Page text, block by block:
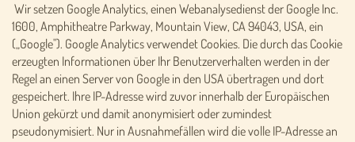
Wir setzen Google Analytics, einen Webanalysedienst der Google Inc.
1600, Amphitheatre Parkway, Mountain View, CA 94043, USA, ein
(„Google"). Google Analytics verwendet Cookies. Die durch das Cookie
erzeugten Informationen über Ihr Benutzerverhalten werden in der
Regel an einen Server von Google in den USA übertragen und dort
gespeichert. Ihre IP-Adresse wird zuvor innerhalb der Europäischen
Union gekürzt und damit anonymisiert oder zumindest
pseudonymisiert. Nur in Ausnahmefällen wird die volle IP-Adresse an